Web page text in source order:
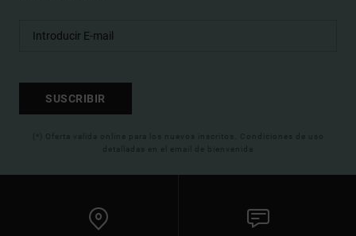
SUSCRIBIR
(*) Oferta valida online para los nuevos inscritos. Condiciones de uso
detalladas en el email de bienvenida